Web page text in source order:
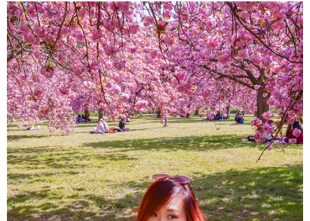
About